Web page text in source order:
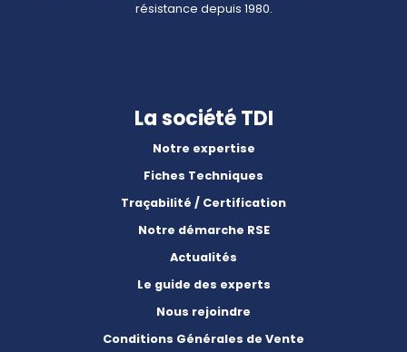
résistance depuis 1980.
La société TDI
Notre expertise
Fiches Techniques
Traçabilité / Certification
Notre démarche RSE
Actualités
Le guide des experts
Nous rejoindre
Conditions Générales de Vente